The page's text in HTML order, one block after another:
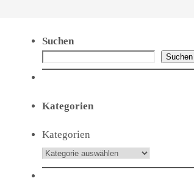
Suchen
Suchen
Kategorien
Kategorien